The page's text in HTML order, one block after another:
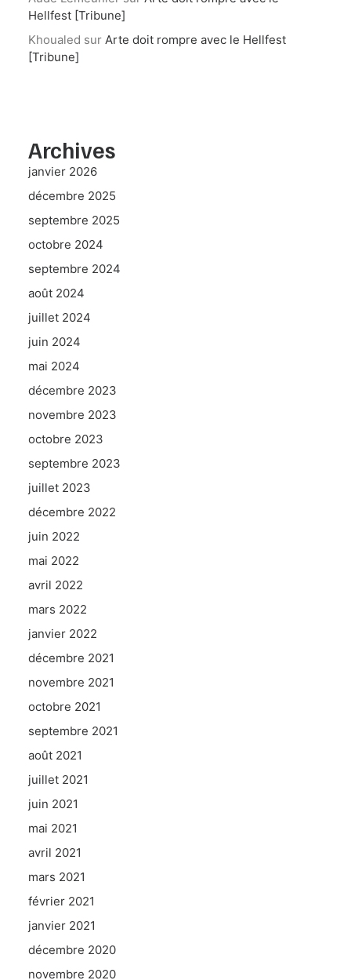
Hellfest [Tribune]
Khoualed sur Arte doit rompre avec le Hellfest
[Tribune]
Archives
janvier 2026
décembre 2025
septembre 2025
octobre 2024
septembre 2024
août 2024
juillet 2024
juin 2024
mai 2024
décembre 2023
novembre 2023
octobre 2023
septembre 2023
juillet 2023
décembre 2022
juin 2022
mai 2022
avril 2022
mars 2022
janvier 2022
décembre 2021
novembre 2021
octobre 2021
septembre 2021
août 2021
juillet 2021
juin 2021
mai 2021
avril 2021
mars 2021
février 2021
janvier 2021
décembre 2020
novembre 2020